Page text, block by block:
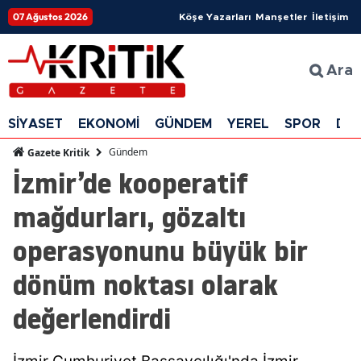
07 Ağustos 2026 Köşe Yazarları Manşetler İletişim
Ara
SİYASET EKONOMİ GÜNDEM YEREL SPOR
Gazete Kritik Gündem
İzmir’de kooperatif
mağdurları, gözaltı
operasyonunu büyük bir
dönüm noktası olarak
değerlendirdi